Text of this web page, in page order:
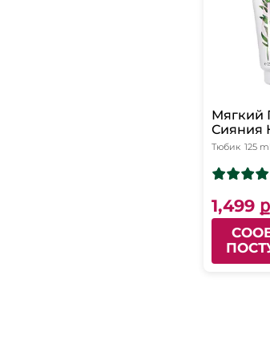
Мягкий
Сияния
Тюбик 125 ml
1,499 ք